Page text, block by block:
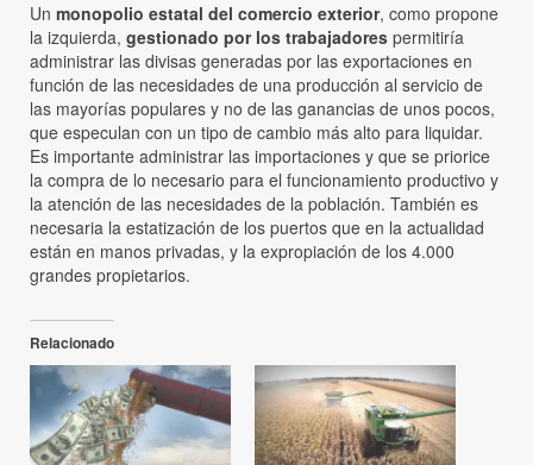
Un monopolio estatal del comercio exterior, como propone
la izquierda, gestionado por los trabajadores permitiría
administrar las divisas generadas por las exportaciones en
función de las necesidades de una producción al servicio de
las mayorías populares y no de las ganancias de unos pocos,
que especulan con un tipo de cambio más alto para liquidar.
Es importante administrar las importaciones y que se priorice
la compra de lo necesario para el funcionamiento productivo y
la atención de las necesidades de la población. También es
necesaria la estatización de los puertos que en la actualidad
están en manos privadas, y la expropiación de los 4.000
grandes propietarios.
Relacionado